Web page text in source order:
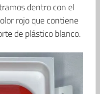
dentro con el
rojo que contiene
de plástico blanco.